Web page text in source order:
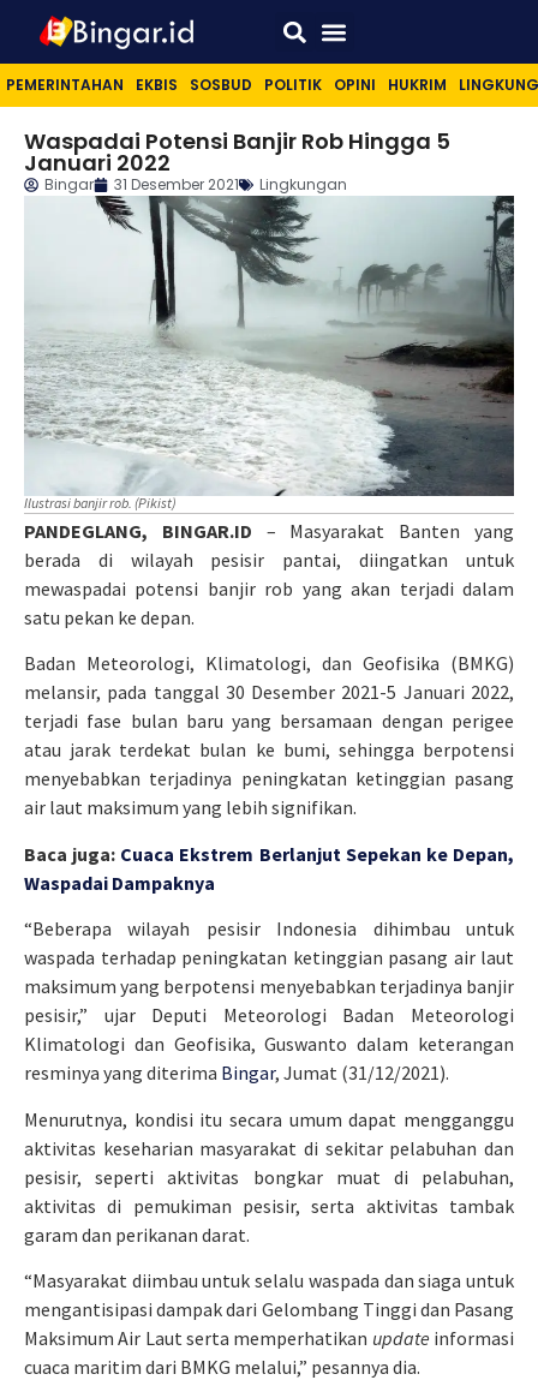
PEMERINTAHAN EKBIS SOSBUD POLITIK OPINI HUKRIM
Waspadai Potensi Banjir Rob Hingga 5
Januari 2022
Bingar 31 Desember 2021 Lingkungan
Ilustrasi banjir rob. (Pikist)
PANDEGLANG, BINGAR.ID – Masyarakat Banten yang
berada di wilayah pesisir pantai, diingatkan untuk
mewaspadai potensi banjir rob yang akan terjadi dalam
satu pekan ke depan.
Badan Meteorologi, Klimatologi, dan Geofisika (BMKG)
melansir, pada tanggal 30 Desember 2021-5 Januari 2022,
terjadi fase bulan baru yang bersamaan dengan perigee
atau jarak terdekat bulan ke bumi, sehingga berpotensi
menyebabkan terjadinya peningkatan ketinggian pasang
air laut maksimum yang lebih signifikan.
Baca juga: Cuaca Ekstrem Berlanjut Sepekan ke Depan,
Waspadai Dampaknya
“Beberapa wilayah pesisir Indonesia dihimbau untuk
waspada terhadap peningkatan ketinggian pasang air laut
maksimum yang berpotensi menyebabkan terjadinya banjir
pesisir,” ujar Deputi Meteorologi Badan Meteorologi
Klimatologi dan Geofisika, Guswanto dalam keterangan
resminya yang diterima Bingar, Jumat (31/12/2021).
Menurutnya, kondisi itu secara umum dapat mengganggu
aktivitas keseharian masyarakat di sekitar pelabuhan dan
pesisir, seperti aktivitas bongkar muat di pelabuhan,
aktivitas di pemukiman pesisir, serta aktivitas tambak
garam dan perikanan darat.
“Masyarakat diimbau untuk selalu waspada dan siaga untuk
mengantisipasi dampak dari Gelombang Tinggi dan Pasang
Maksimum Air Laut serta memperhatikan update informasi
cuaca maritim dari BMKG melalui,” pesannya dia.